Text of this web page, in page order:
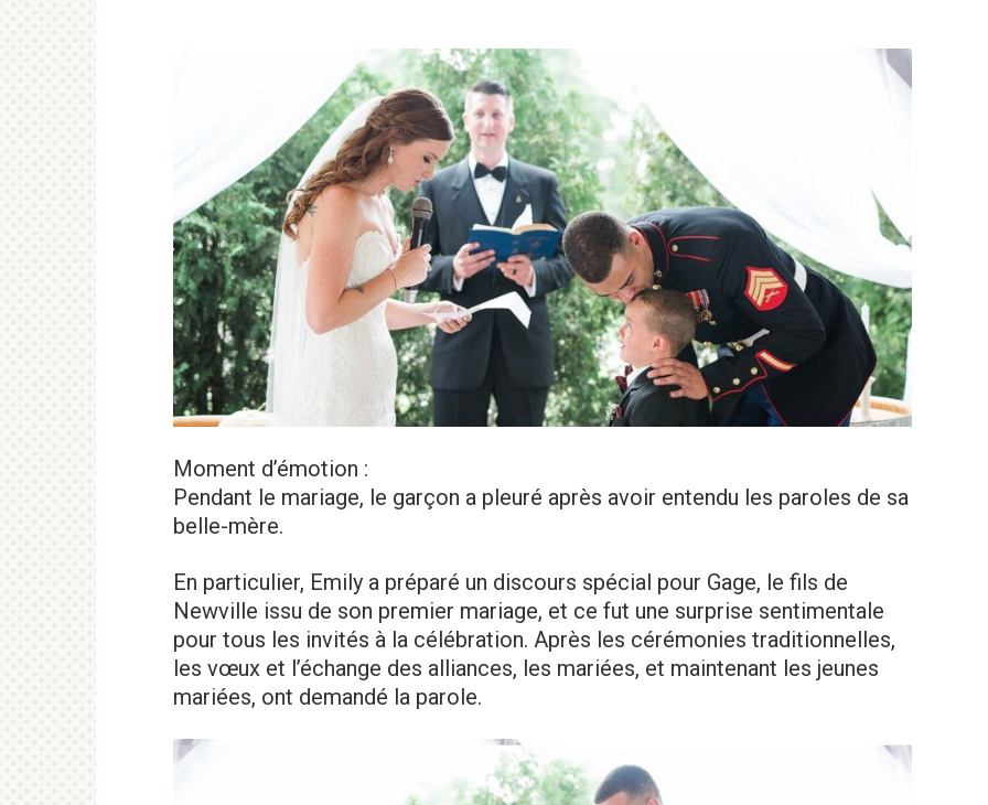
Moment d’émotion :
Pendant le mariage, le garçon a pleuré après avoir entendu les paroles de sa
belle-mère.
En particulier, Emily a préparé un discours spécial pour Gage, le fils de
Newville issu de son premier mariage, et ce fut une surprise sentimentale
pour tous les invités à la célébration. Après les cérémonies traditionnelles,
les vœux et l’échange des alliances, les mariées, et maintenant les jeunes
mariées, ont demandé la parole.